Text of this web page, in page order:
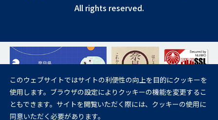
All rights reserved.
飲酒は20歳になってから。
妊娠中や授乳期の飲酒は、胎児・乳児の発育に悪影響を与えるおそれが
あります。
このウェブサイトではサイトの利便性の向上を目的にクッキーを
使用します。ブラウザの設定によりクッキーの機能を変更するこ
ともできます。サイトを閲覧いただく際には、クッキーの使用に
同意いただく必要があります。